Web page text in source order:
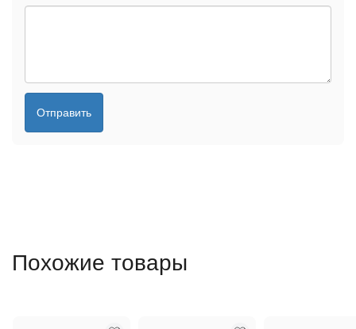
Отправить
Похожие товары